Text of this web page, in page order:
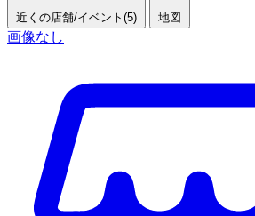
近くの店舗/イベント(5) 地図
画像なし